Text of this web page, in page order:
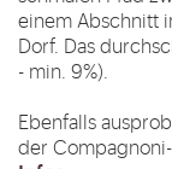
einem Abschnitt
Dorf. Das
- min. 9%).
Ebenfalls
der